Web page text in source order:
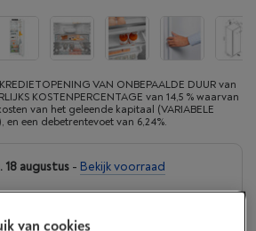
VAN ONBEPAALDE DUUR van
KOSTENPERCENTAGE van 14,5 % waarvan
van het geleende kapitaal (VARIABELE
en een debetrentevoet van 6,24%.
18 augustus - Bekijk voorraad
€ 48,85 - Meer info
van cookies